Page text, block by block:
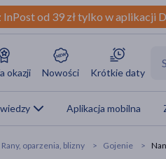
od 39 zł tylko w aplikacji
okazji Nowości Krótkie daty
Aplikacja mobilna
Rany, oparzenia, blizny Gojenie